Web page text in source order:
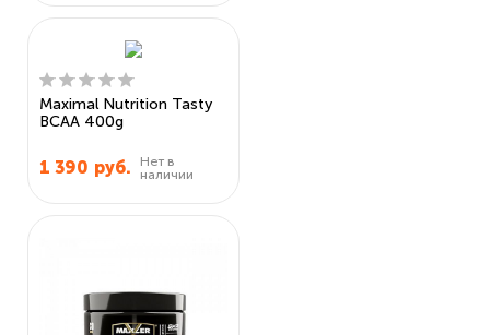
Maximal Nutrition Tasty
BCAA 400g
1 390 руб.
Нет в
наличии